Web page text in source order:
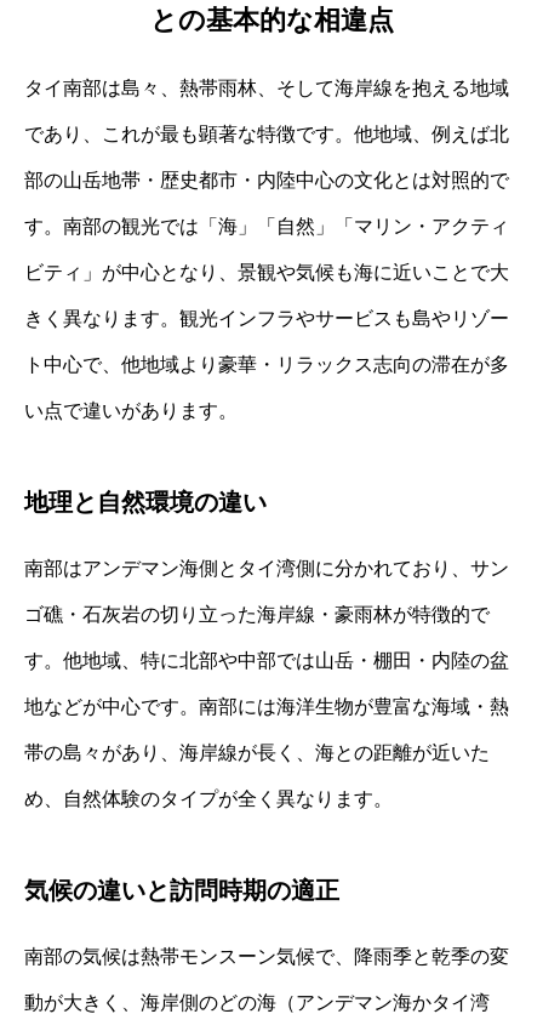
との基本的な相違点
タイ南部は島々、熱帯雨林、そして海岸線を抱える地域
であり、これが最も顕著な特徴です。他地域、例えば北
部の山岳地帯・歴史都市・内陸中心の文化とは対照的で
す。南部の観光では「海」「自然」「マリン・アクティ
ビティ」が中心となり、景観や気候も海に近いことで大
きく異なります。観光インフラやサービスも島やリゾー
ト中心で、他地域より豪華・リラックス志向の滞在が多
い点で違いがあります。
地理と自然環境の違い
南部はアンデマン海側とタイ湾側に分かれており、サン
ゴ礁・石灰岩の切り立った海岸線・豪雨林が特徴的で
す。他地域、特に北部や中部では山岳・棚田・内陸の盆
地などが中心です。南部には海洋生物が豊富な海域・熱
帯の島々があり、海岸線が長く、海との距離が近いた
め、自然体験のタイプが全く異なります。
気候の違いと訪問時期の適正
南部の気候は熱帯モンスーン気候で、降雨季と乾季の変
動が大きく、海岸側のどの海（アンデマン海かタイ湾